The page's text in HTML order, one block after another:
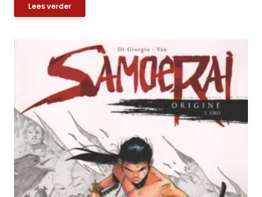
Lees verder